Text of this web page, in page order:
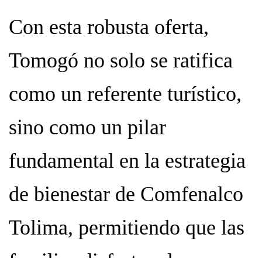
Con esta robusta oferta,
Tomogó no solo se ratifica
como un referente turístico,
sino como un pilar
fundamental en la estrategia
de bienestar de Comfenalco
Tolima, permitiendo que las